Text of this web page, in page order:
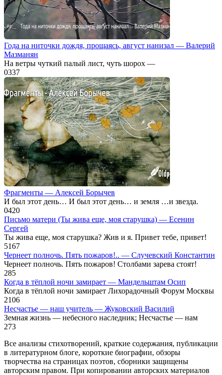
Года на ниточки дождя, прощаясь, август нанизал — Валерий
Мазманян
На ветры чуткий палый лист, чуть шорох —
0337
Фрагменты — Алексей Борычев
И был этот день… И был этот день… и земля …и звезда.
0420
Письмо матери (Ты жива еще, моя старушка) — Есенин
Сергей
Ты жива еще, моя старушка? Жив и я. Привет тебе, привет!
5167
Чернеет полночь. Пять пожаров!.. — Случевский Константин
Чернеет полночь. Пять пожаров! Столбами зарева стоят!
285
Когда в тёплой ночи замирает — Мандельштам Осип
Когда в тёплой ночи замирает Лихорадочный Форум Москвы
2106
Несчастье — наш учитель — Жуковский Василий
Земная жизнь — небесного наследник; Несчастье — нам
273
Все анализы стихотворений, краткие содержания, публикации
в литературном блоге, короткие биографии, обзоры
творчества на страницах поэтов, сборники защищены
авторским правом. При копировании авторских материалов